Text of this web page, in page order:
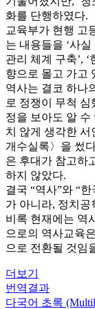
화를 단행하였다.
교육부가 현행 고
는 내용들을 ‘사실
관리 체계 구축’,
향으로 몰고 가고
역사는 결코 하나
로 정쟁이 무척
정을 보아도 알
치 않게 생각한
개수실록〉을 썼
은 후대가 참고하
하지 않았다.
결국 “역사”와 “
가 아니라, 정치
비록 현재에는 역
으로의 역사교육
으로 전환될 것임
더보기
번역결과
다국어 초록